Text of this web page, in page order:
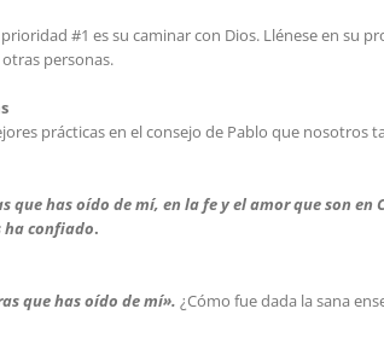
#1 es su caminar con Dios. Llénese en su
personas.
prácticas en el consejo de Pablo que
que has oído de mí, en la fe y el amor que son
ha confiado.
que has oído de mí». ¿Cómo fue dada la sana